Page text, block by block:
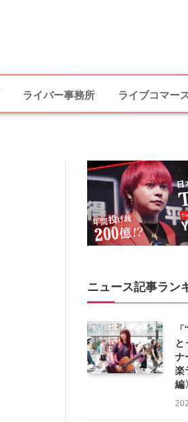
ライバー事務所 ライブコマー
ニュース記事ラン
と
ナ
楽
編〉